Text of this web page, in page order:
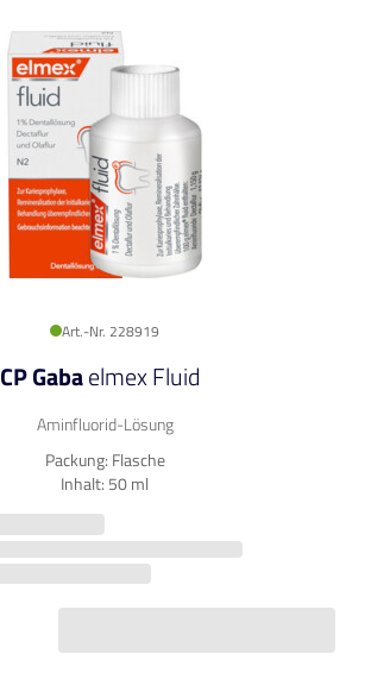
Art.-Nr. 228919
CP Gabaelmex Fluid
Aminfluorid-Lösung
Packung: Flasche
Inhalt: 50 ml